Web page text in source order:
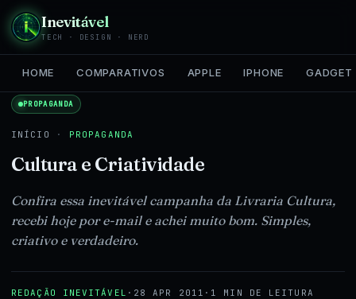
Inevitável
TECH · DESIGN · NERD
HOME COMPARATIVOS APPLE IPHONE GADGET
PROPAGANDA
INÍCIO · PROPAGANDA
Cultura e Criatividade
Confira essa inevitável campanha da Livraria Cultura,
recebi hoje por e-mail e achei muito bom. Simples,
criativo e verdadeiro.
REDAÇÃO INEVITÁVEL · 28 APR 2011 · 1 MIN DE LEITURA